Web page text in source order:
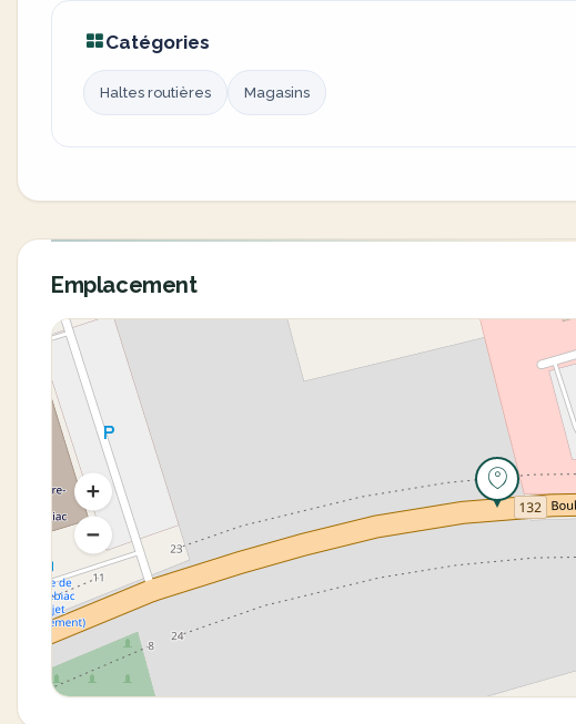
Catégories
Haltes routières Magasins
Emplacement